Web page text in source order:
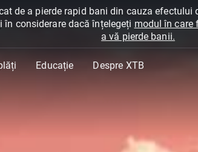
de a pierde rapid bani din cauza efectului
în considerare dacă înțelegeți modul în care
a vă pierde banii.
Educație Despre XTB